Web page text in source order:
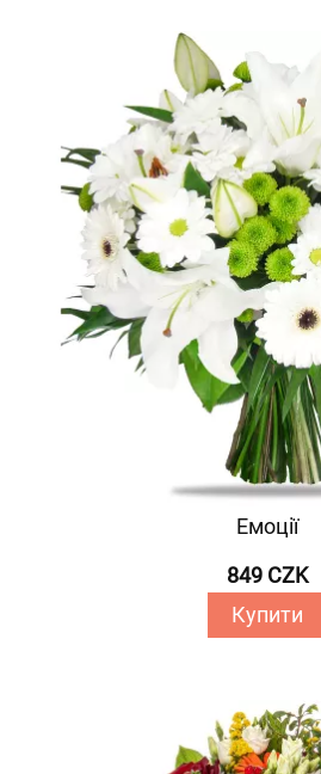
Емоції
849 CZK
Купити